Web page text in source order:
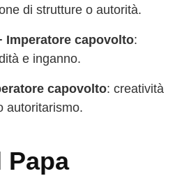
di strutture o autorità.
Imperatore capovolto:
e inganno.
capovolto: creatività
autoritarismo.
Papa